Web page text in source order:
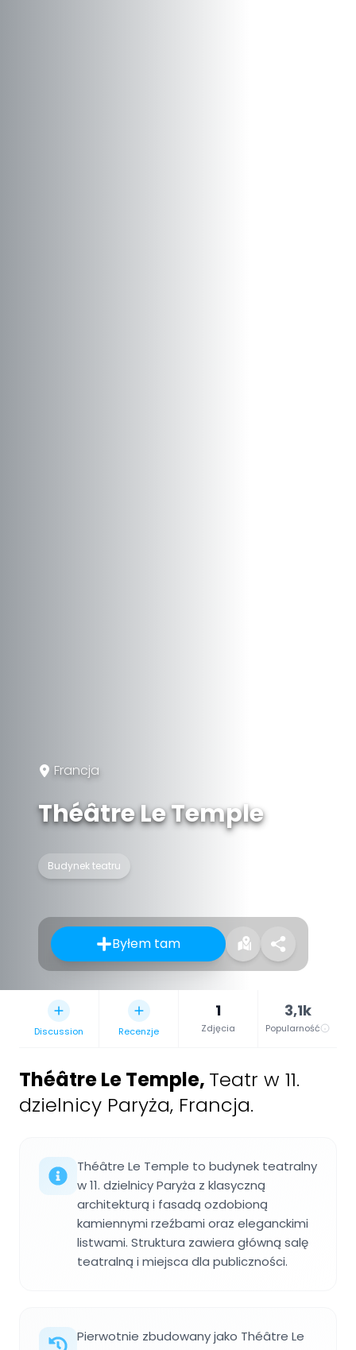
Francja
Théâtre Le Temple
Budynek teatru
Byłem tam
Discussion Recenzje
1
Zdjęcia
3,1k
Popularność
Théâtre Le Temple, Teatr w 11.
dzielnicy Paryża, Francja.
Théâtre Le Temple to budynek teatralny
w 11. dzielnicy Paryża z klasyczną
architekturą i fasadą ozdobioną
kamiennymi rzeźbami oraz eleganckimi
listwami. Struktura zawiera główną salę
teatralną i miejsca dla publiczności.
Pierwotnie zbudowany jako Théâtre Le